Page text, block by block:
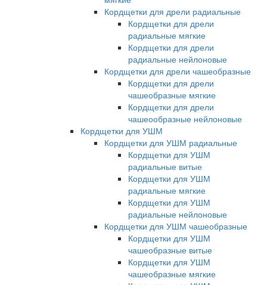
Кордщетки для дрели радиальные
Кордщетки для дрели
радиальные мягкие
Кордщетки для дрели
радиальные нейлоновые
Кордщетки для дрели чашеобразные
Кордщетки для дрели
чашеобразные мягкие
Кордщетки для дрели
чашеообразные нейлоновые
Кордщетки для УШМ
Кордщетки для УШМ радиальные
Кордщетки для УШМ
радиальные витые
Кордщетки для УШМ
радиальные мягкие
Кордщетки для УШМ
радиальные нейлоновые
Кордщетки для УШМ чашеобразные
Кордщетки для УШМ
чашеобразные витые
Кордщетки для УШМ
чашеобразные мягкие